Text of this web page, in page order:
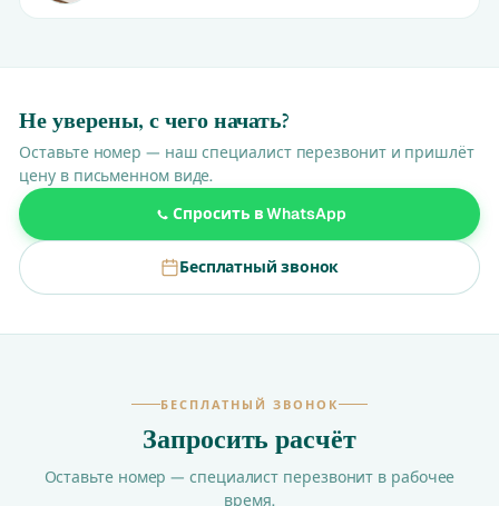
Не уверены, с чего начать?
Оставьте номер — наш специалист перезвонит и пришлёт
цену в письменном виде.
Спросить в WhatsApp
Бесплатный звонок
БЕСПЛАТНЫЙ ЗВОНОК
Запросить расчёт
Оставьте номер — специалист перезвонит в рабочее
время.